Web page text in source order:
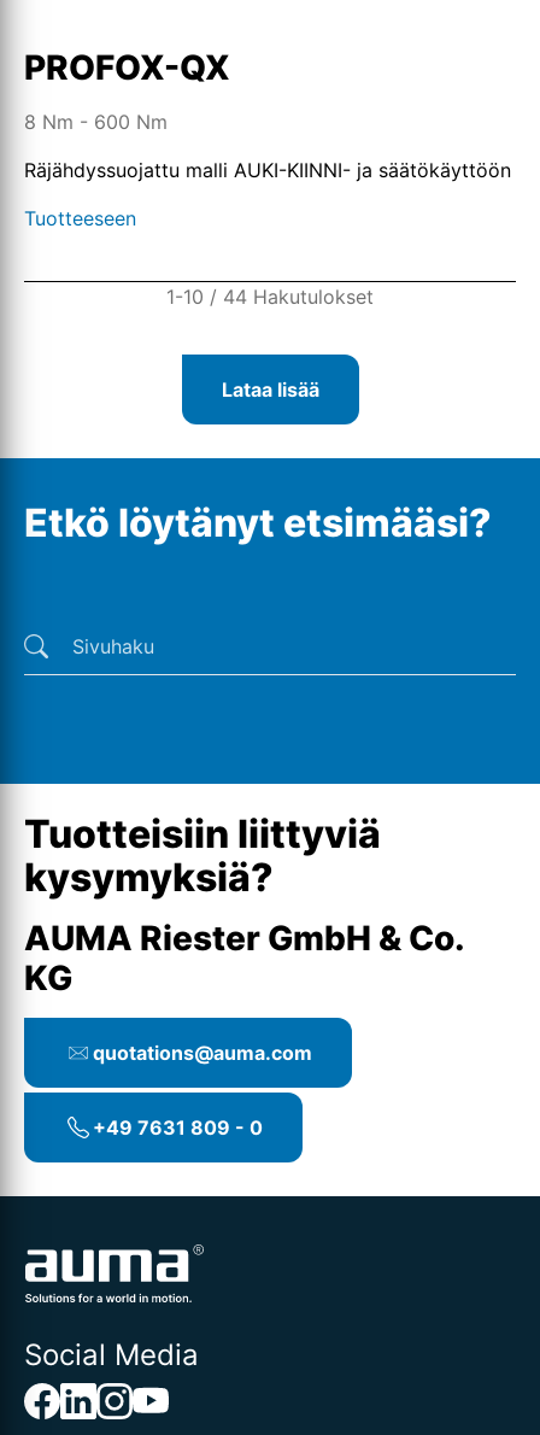
PROFOX-QX
8 Nm - 600 Nm
Räjähdyssuojattu malli AUKI-KIINNI- ja säätökäyttöön
Tuotteeseen
1-10 / 44 Hakutulokset
Lataa lisää
Etkö löytänyt etsimääsi?
Tuotteisiin liittyviä
kysymyksiä?
AUMA Riester GmbH & Co.
KG
quotations@auma.com
+49 7631 809 - 0
Social Media